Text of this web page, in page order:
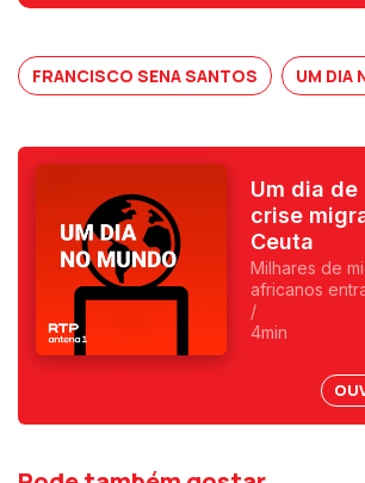
FRANCISCO SENA SANTOS UM DIA
Um dia de
crise
Ceuta
Milhares de
africanos
enclave
exposta uma
Ocidental.
Francisco
/
4min